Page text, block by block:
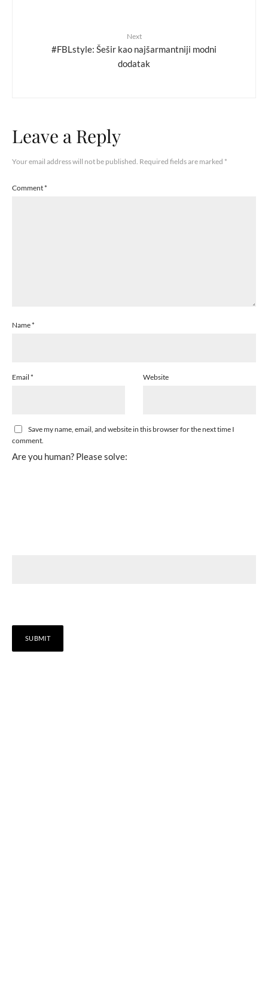
Next
#FBLstyle: Šešir kao najšarmantniji modni
dodatak
Leave a Reply
Your email address will not be published. Required fields are marked *
Comment*
Name*
Email * Website
Save my name, email, and website in this browser for the next time I
comment.
Are you human? Please solve: